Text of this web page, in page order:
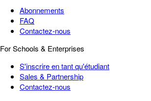
Abonnements
FAQ
Contactez-nous
For Schools & Enterprises
S'inscrire en tant qu'étudiant
Sales & Partnership
Contactez-nous